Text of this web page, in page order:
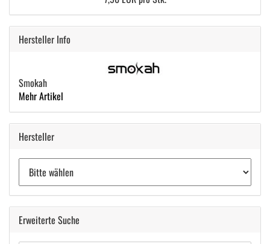
Hersteller Info
Smokah
Mehr Artikel
Hersteller
Erweiterte Suche